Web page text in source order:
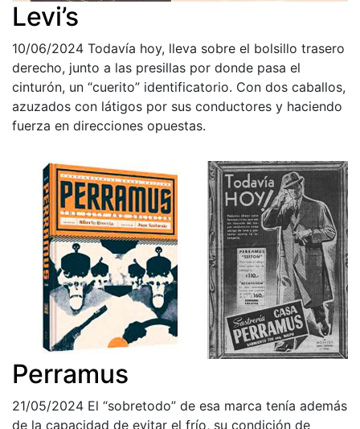
Levi’s
10/06/2024 Todavía hoy, lleva sobre el bolsillo trasero
derecho, junto a las presillas por donde pasa el
cinturón, un “cuerito” identificatorio. Con dos caballos,
azuzados con látigos por sus conductores y haciendo
fuerza en direcciones opuestas.
Perramus
21/05/2024 El “sobretodo” de esa marca tenía además
de la capacidad de evitar el frío, su condición de